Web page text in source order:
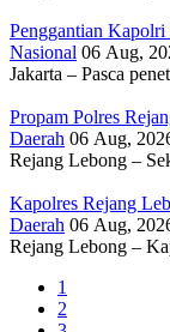
Penggantian
Nasional 06 Aug,
Jakarta – Pasca
Propam Polres
Daerah 06 Aug,
Rejang Lebong –
Kapolres Rejang
Daerah 06 Aug,
Rejang Lebong –
Pagination
Current
page
1
Page
2